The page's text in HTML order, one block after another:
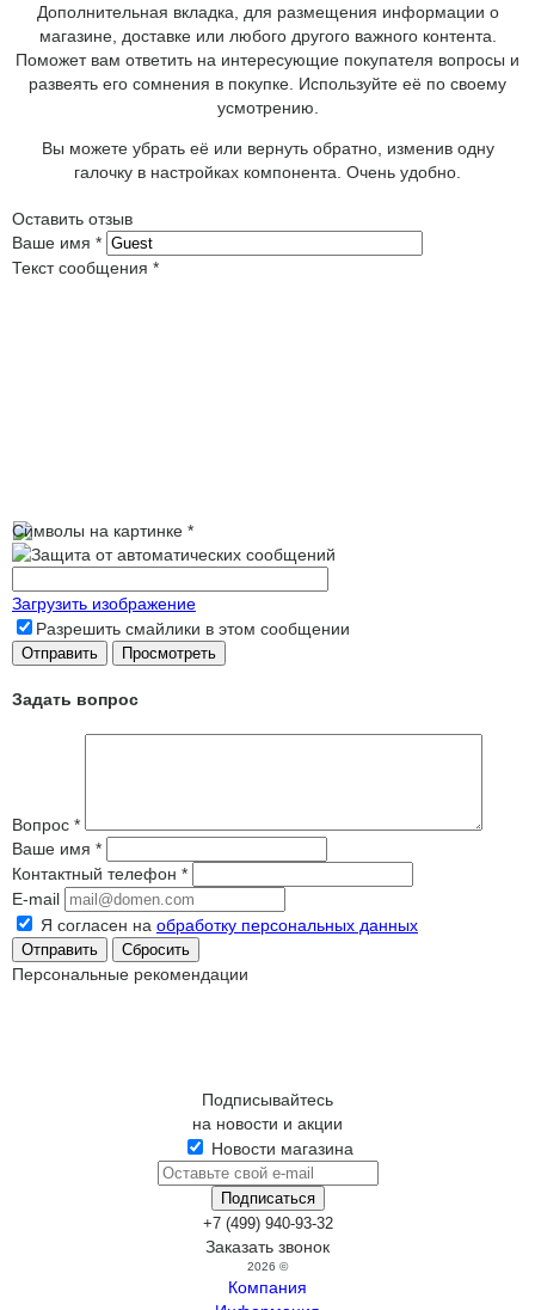
Дополнительная вкладка, для размещения информации о
магазине, доставке или любого другого важного контента.
Поможет вам ответить на интересующие покупателя вопросы и
развеять его сомнения в покупке. Используйте её по своему
усмотрению.
Вы можете убрать её или вернуть обратно, изменив одну
галочку в настройках компонента. Очень удобно.
Оставить отзыв
Ваше имя *
Текст сообщения *
Символы на картинке *
Загрузить изображение
Разрешить смайлики в этом сообщении
Задать вопрос
Вопрос *
Ваше имя *
Контактный телефон *
E-mail
Я согласен на обработку персональных данных
Сбросить
Персональные рекомендации
Подписывайтесь
на новости и акции
Новости магазина
+7 (499) 940-93-32
Заказать звонок
2026 ©
Компания